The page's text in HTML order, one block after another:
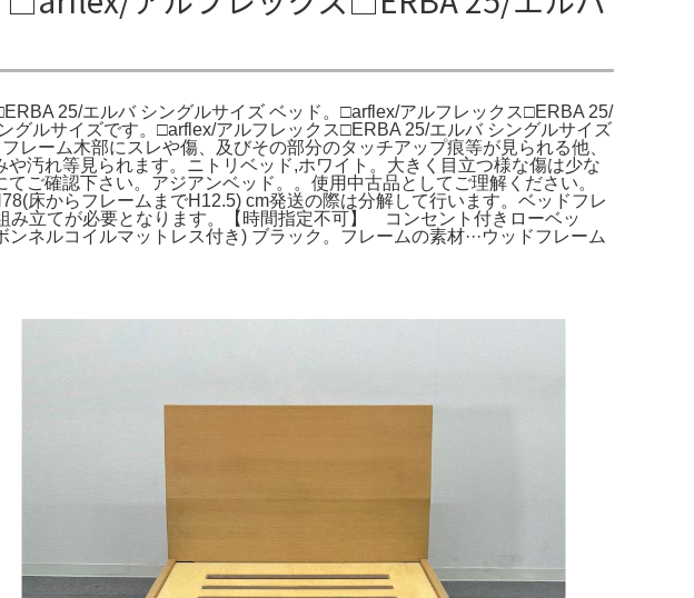
25/エルバ シングルサイズ ベッド。□arflex/アルフレックス□ERBA 25/
ルサイズです。□arflex/アルフレックス□ERBA 25/エルバ シングルサイズ
ーム木部にスレや傷、及びその部分のタッチアップ痕等が見られる他、
汚れ等見られます。ニトリベッド,ホワイト。大きく目立つ様な傷は少な
ご確認下さい。アジアンベッド。。使用中古品としてご理解ください。
床からフレームまでH12.5) cm発送の際は分解して行います。ベッドフレ
み立てが必要となります。【時間指定不可】 コンセント付きローベッ
ルコイルマットレス付き) ブラック。フレームの素材···ウッドフレーム